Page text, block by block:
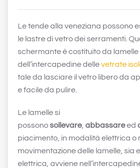
Le tende alla veneziana possono
le lastre di vetro dei serramenti.
schermante è costituito da lamelle
dell’intercapedine dellevetrate
tale da lasciare il vetro libero da
e facile da pulire.
Le lamelle si
possonosollevare abbassareed
piacimento, in modalità elettrica o
movimentazione delle lamelle, sia
elettrica, avviene